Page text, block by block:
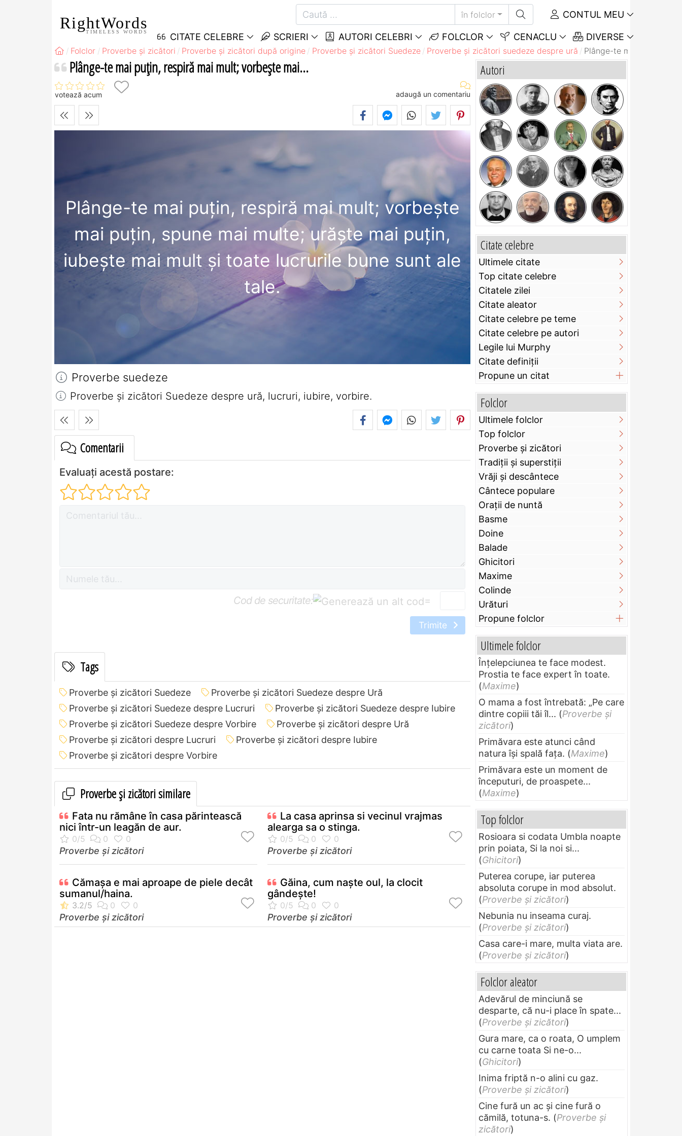
RightWords
TIMELESS WORDS
în folclor CONTUL MEU
CITATE CELEBRE SCRIERI AUTORI CELEBRI FOLCLOR CENACLU DIVERSE
Folclor Proverbe și zicători Proverbe și zicători după origine Proverbe și zicători Suedeze Proverbe și zicători suedeze despre ură Plânge-te mai puţin,
Plânge-te mai puţin, respiră mai mult; vorbeşte mai...
votează acum adaugă un comentariu
Plânge-te mai puţin, respiră mai mult; vorbeşte
mai puţin, spune mai multe; urăşte mai puţin,
iubeşte mai mult şi toate lucrurile bune sunt ale
tale.
Proverbe suedeze
Proverbe și zicători Suedeze despre ură, lucruri, iubire, vorbire.
Comentarii
Evaluați acestă postare:
Cod de securitate: =
Trimite
Tags
Proverbe și zicători Suedeze
Proverbe și zicători Suedeze despre Ură
Proverbe și zicători Suedeze despre Lucruri
Proverbe și zicători Suedeze despre Iubire
Proverbe și zicători Suedeze despre Vorbire
Proverbe și zicători despre Ură
Proverbe și zicători despre Lucruri
Proverbe și zicători despre Iubire
Proverbe și zicători despre Vorbire
Proverbe și zicători similare
Fata nu rămâne în casa părintească
nici într-un leagăn de aur.
Proverbe și zicători
La casa aprinsa si vecinul vrajmas
alearga sa o stinga.
Proverbe și zicători
Cămașa e mai aproape de piele decât
sumanul/haina.
Proverbe și zicători
Găina, cum naşte oul, la clocit
gândeşte!
Proverbe și zicători
Autori
Citate celebre
Ultimele citate
Top citate celebre
Citatele zilei
Citate aleator
Citate celebre pe teme
Citate celebre pe autori
Legile lui Murphy
Citate definiţii
Propune un citat
Folclor
Ultimele folclor
Top folclor
Proverbe și zicători
Tradiții și superstiții
Vrăji și descântece
Cântece populare
Orații de nuntă
Basme
Doine
Balade
Ghicitori
Maxime
Colinde
Urături
Propune folclor
Ultimele folclor
Înțelepciunea te face modest.
Prostia te face expert în toate.
(Maxime)
O mama a fost întrebată: „Pe care
dintre copiii tăi îl... (Proverbe și
zicători)
Primăvara este atunci când
natura își spală fața. (Maxime)
Primăvara este un moment de
începuturi, de proaspete...
(Maxime)
Top folclor
Rosioara si codata Umbla noapte
prin poiata, Si la noi si...
(Ghicitori)
Puterea corupe, iar puterea
absoluta corupe in mod absolut.
(Proverbe și zicători)
Nebunia nu inseama curaj.
(Proverbe și zicători)
Casa care-i mare, multa viata are.
(Proverbe și zicători)
Folclor aleator
Adevărul de minciună se
desparte, că nu-i place în spate...
(Proverbe și zicători)
Gura mare, ca o roata, O umplem
cu carne toata Si ne-o...
(Ghicitori)
Inima friptă n-o alini cu gaz.
(Proverbe și zicători)
Cine fură un ac şi cine fură o
cămilă, totuna-s. (Proverbe și
zicători)